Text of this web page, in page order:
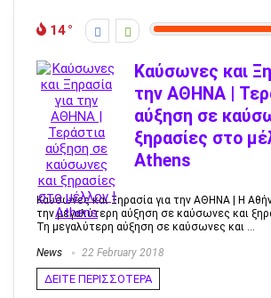
14
Καύσωνες και
την ΑΘΗΝΑ |
αύξηση σε
ξηρασίες στο
Athens
Καυσωνες και Ξηρασία για την ΑΘΗΝΑ | Η
την μεγαλύτερη αύξηση σε καύσωνες και
Τη μεγαλύτερη αύξηση σε καύσωνες και ...
News 22 February 2018
ΔΕΙΤΕ ΠΕΡΙΣΣΟΤΕΡΑ